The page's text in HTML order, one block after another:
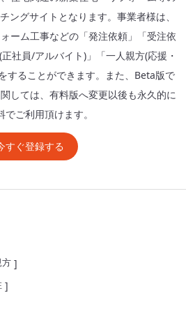
ングサイトとなります。事業者様は、
ーム工事などの「発注依頼」「受注依
社員/アルバイト)」「一人親方(応援・
することができます。また、Beta版で
しては、有料版へ変更以後も永久的に
でご利用頂けます。
すぐ登録する
方]
]